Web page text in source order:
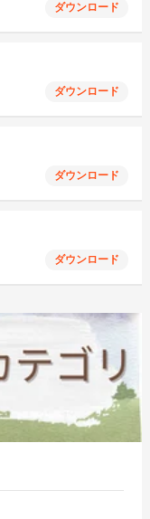
ダウンロード
ダウンロード
ダウンロード
ダウンロード